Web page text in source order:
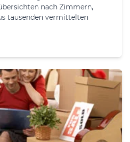
nach Zimmern,
tausenden vermittelten